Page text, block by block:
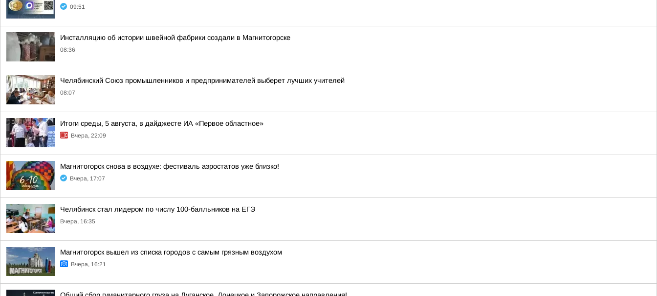
09:51
Инсталляцию об истории швейной фабрики создали в Магнитогорске
08:36
Челябинский Союз промышленников и предпринимателей выберет лучших учителей
08:07
Итоги среды, 5 августа, в дайджесте ИА «Первое областное»
Вчера, 22:09
Магнитогорск снова в воздухе: фестиваль аэростатов уже близко!
Вчера, 17:07
Челябинск стал лидером по числу 100-балльников на ЕГЭ
Вчера, 16:35
Магнитогорск вышел из списка городов с самым грязным воздухом
Вчера, 16:21